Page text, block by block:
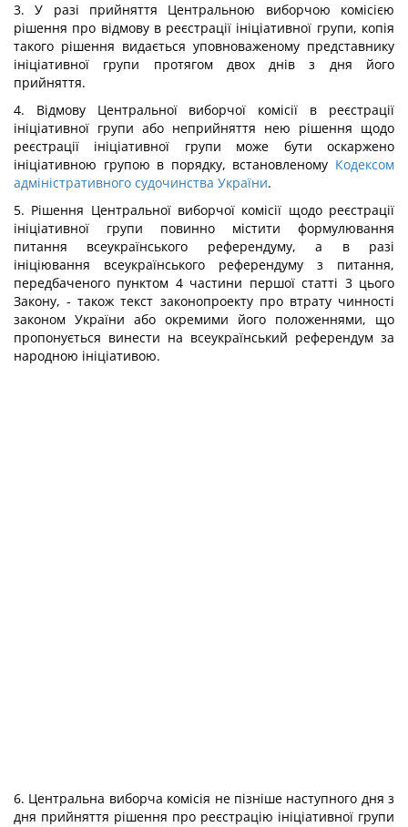
3. У разі прийняття Центральною виборчою комісією
рішення про відмову в реєстрації ініціативної групи, копія
такого рішення видається уповноваженому представнику
ініціативної групи протягом двох днів з дня його
прийняття.
4. Відмову Центральної виборчої комісії в реєстрації
ініціативної групи або неприйняття нею рішення щодо
реєстрації ініціативної групи може бути оскаржено
ініціативною групою в порядку, встановленому Кодексом
адміністративного судочинства України.
5. Рішення Центральної виборчої комісії щодо реєстрації
ініціативної групи повинно містити формулювання
питання всеукраїнського референдуму, а в разі
ініціювання всеукраїнського референдуму з питання,
передбаченого пунктом 4 частини першої статті 3 цього
Закону, - також текст законопроекту про втрату чинності
законом України або окремими його положеннями, що
пропонується винести на всеукраїнський референдум за
народною ініціативою.
6. Центральна виборча комісія не пізніше наступного дня з
дня прийняття рішення про реєстрацію ініціативної групи